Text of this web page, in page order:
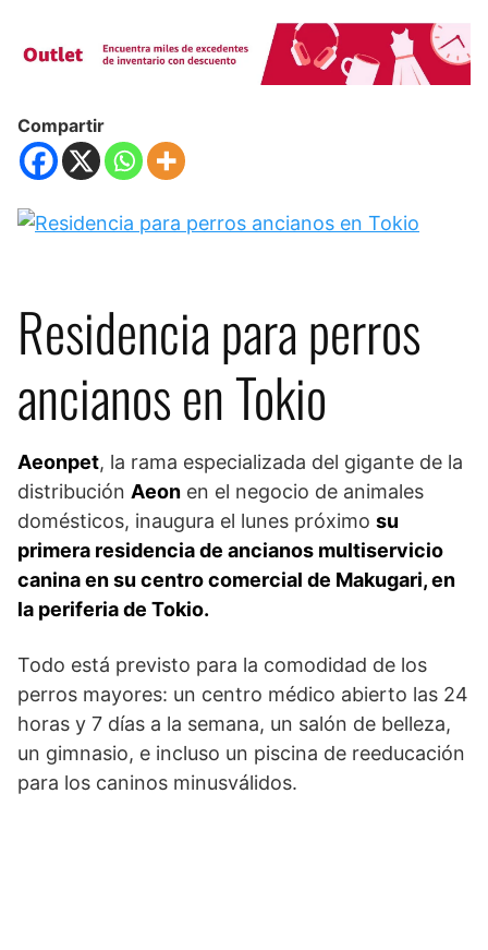
Compartir
Residencia para perros
ancianos en Tokio
Aeonpet, la rama especializada del gigante de la
distribución Aeon en el negocio de animales
domésticos, inaugura el lunes próximo su
primera residencia de ancianos multiservicio
canina en su centro comercial de Makugari, en
la periferia de Tokio.
Todo está previsto para la comodidad de los
perros mayores: un centro médico abierto las 24
horas y 7 días a la semana, un salón de belleza,
un gimnasio, e incluso un piscina de reeducación
para los caninos minusválidos.